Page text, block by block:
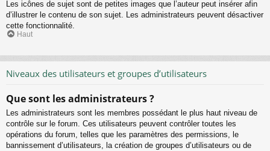
Les icônes de sujet sont de petites images que l’auteur peut insérer afin
d’illustrer le contenu de son sujet. Les administrateurs peuvent désactiver
cette fonctionnalité.
Haut
Niveaux des utilisateurs et groupes d’utilisateurs
Que sont les administrateurs ?
Les administrateurs sont les membres possédant le plus haut niveau de
contrôle sur le forum. Ces utilisateurs peuvent contrôler toutes les
opérations du forum, telles que les paramètres des permissions, le
bannissement d’utilisateurs, la création de groupes d’utilisateurs ou de